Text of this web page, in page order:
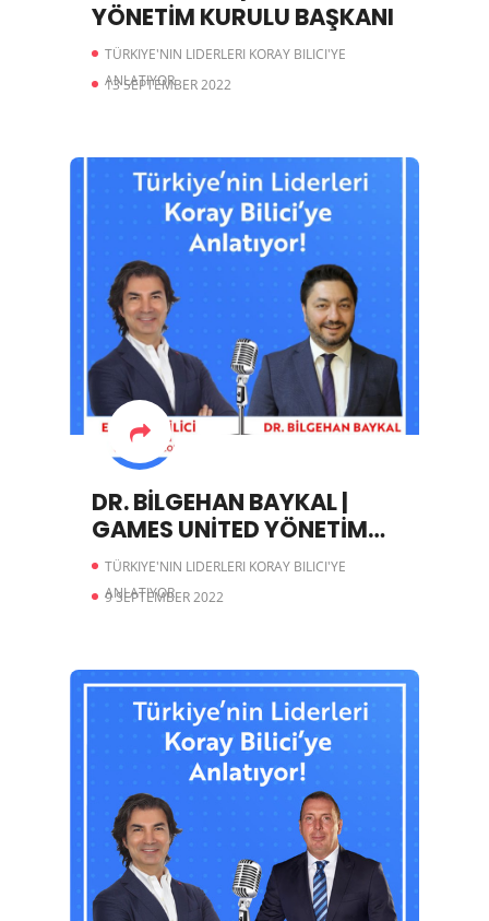
YÖNETİM KURULU BAŞKANI
TÜRKIYE'NIN LIDERLERI KORAY BILICI'YE
ANLATIYOR
13 SEPTEMBER 2022
DR. BİLGEHAN BAYKAL |
GAMES UNİTED YÖNETİM
KURULU BAŞKANI
TÜRKIYE'NIN LIDERLERI KORAY BILICI'YE
ANLATIYOR
9 SEPTEMBER 2022